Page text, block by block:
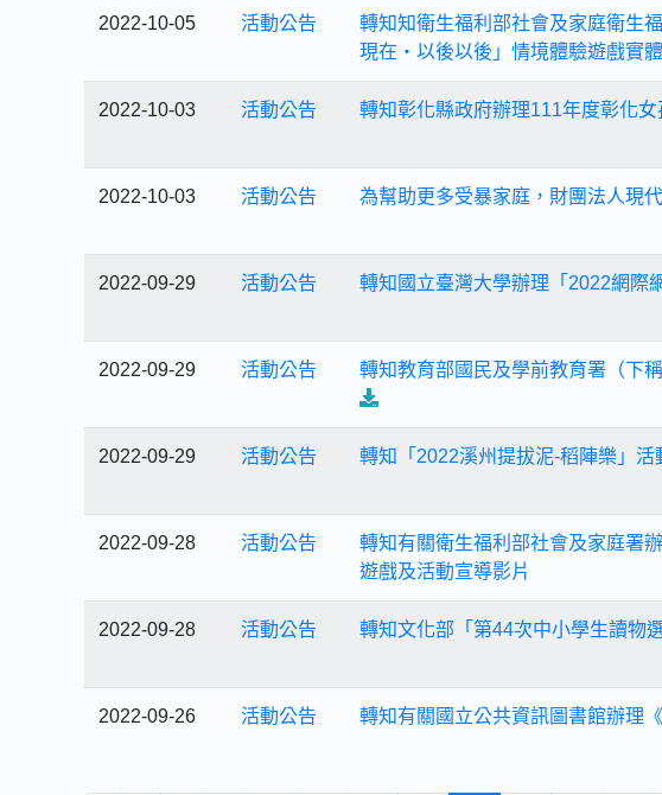
2022-10-05 活動公告
轉知知衛生福利部社會及家庭衛生
現在・以後以後」情境體驗遊戲實
2022-10-03 活動公告 轉知彰化縣政府辦理111年度彰化
2022-10-03 活動公告 為幫助更多受暴家庭，財團法人現
2022-09-29 活動公告 轉知國立臺灣大學辦理「2022網際
2022-09-29 活動公告 轉知教育部國民及學前教育署（下
2022-09-29 活動公告 轉知「2022溪州提拔泥-稻陣樂」活
2022-09-28 活動公告
轉知有關衛生福利部社會及家庭署
遊戲及活動宣導影片
2022-09-28 活動公告 轉知文化部「第44次中小學生讀物
2022-09-26 活動公告 轉知有關國立公共資訊圖書館辦理